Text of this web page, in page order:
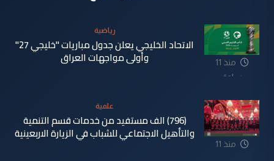
منذ 11
ساعة
رياضية
الاتحاد الخليجي يعلن جدول مباريات "خليجي 27"
وأولى مواجهات العراق
منذ 11
علمية
(796) الف مستفيد من خدمات قسم التنمية
والتأهيل الاجتماعي للشباب في الزيارة الاربعينية